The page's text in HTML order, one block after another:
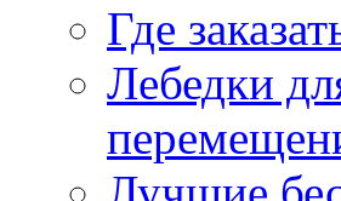
Где
Лебедки